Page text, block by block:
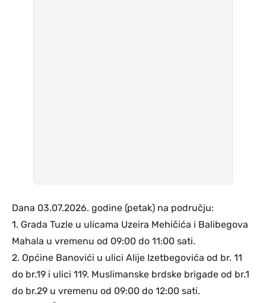
Dana 03.07.2026. godine (petak) na području:
1. Grada Tuzle u ulicama Uzeira Mehičića i Balibegova
Mahala u vremenu od 09:00 do 11:00 sati.
2. Općine Banovići u ulici Alije Izetbegovića od br. 11
do br.19 i ulici 119. Muslimanske brdske brigade od br.1
do br.29 u vremenu od 09:00 do 12:00 sati.